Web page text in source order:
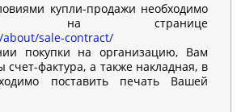
купли-продажи необходимо
на странице
sale-contract/
покупки на организацию, Вам
счет-фактура, а также накладная, в
поставить печать Вашей